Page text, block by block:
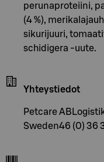
perunaproteiini,
(4 %),
sikurijuuri,
schidigera -uute.
Yhteystiedot
Petcare
Sweden46 (0) 36